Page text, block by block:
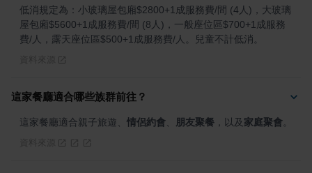
低消規定為：小玻璃屋包廂$2800+1成服務費/間 (4人)，大玻璃
屋包廂$5600+1成服務費/間 (8人)，一般座位區$700+1成服務
費/人，露天座位區$500+1成服務費/人。兒童不計低消。
這家餐廳適合哪些族群前往？
這家餐廳適合親子旅遊、 情侶約會 朋友聚餐 ，以及 家庭聚會